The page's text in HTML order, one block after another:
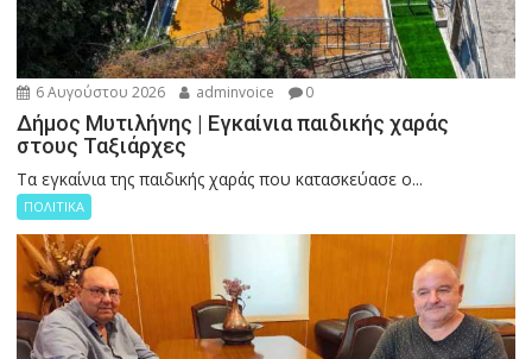
6 Αυγούστου 2026 adminvoice 0
Δήμος Μυτιλήνης | Εγκαίνια παιδικής χαράς
στους Ταξιάρχες
Tα εγκαίνια της παιδικής χαράς που κατασκεύασε ο...
ΠΟΛΙΤΙΚΑ